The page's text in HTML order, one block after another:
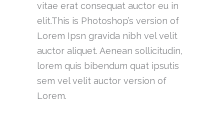
vitae erat consequat auctor eu in
elit.This is Photoshop’s version of
Lorem Ipsn gravida nibh vel velit
auctor aliquet. Aenean sollicitudin,
lorem quis bibendum quat ipsutis
sem vel velit auctor version of
Lorem.